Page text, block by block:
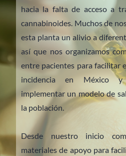
hacia la falta de acceso a
cannabinoides. Muchos de
esta planta un alivio a
así que nos organizamos
entre pacientes para facilitar
incidencia en México y
implementar un modelo de
la población.
Desde nuestro inicio
materiales de apoyo para